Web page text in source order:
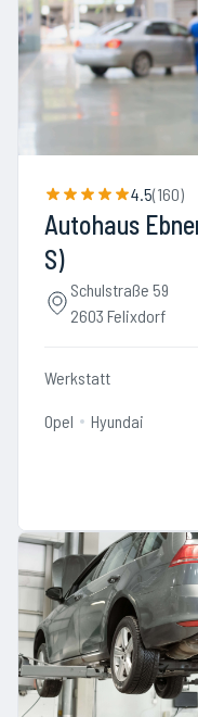
4.5(160)
Autohaus
S)
Schulstraße 59
2603 Felixdorf
Werkstatt
Opel Hyundai